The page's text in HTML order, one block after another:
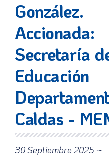
González.
Accionada:
Secretaría
Educación
Caldas -
30 Septiembre 2025 ~